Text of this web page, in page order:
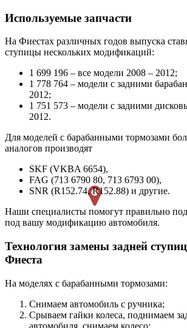
Используемые запчасти
На Фиестах различных годов выпуска
ступицы нескольких модификаций:
1 699 196 – все модели 2008 – 2012;
1 778 764 – модели с задними
2012;
1 751 573 – модели с задними
2012.
Для моделей с барабанными тормозами
аналогов производят
SKF (VKBA 6654),
FAG (713 6790 80, 713 6793 00),
SNR (R152.74, R152.88) и другие.
Наши специалисты помогут правильно
под вашу модификацию автомобиля.
Технология замены задней
Фиеста
На моделях с барабанными тормозами:
Снимаем автомобиль с ручника;
Срываем гайки колеса, поднимаем
автомобиля, снимаем колесо;